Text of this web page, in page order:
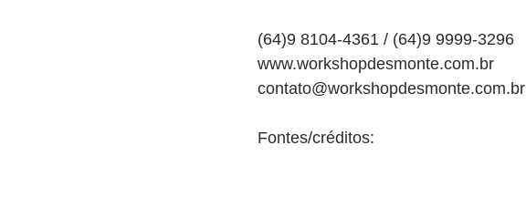
(64)9 8104-4361 / (64)9 9999-3296
www.workshopdesmonte.com.br
contato@workshopdesmonte.com.br
Fontes/créditos: